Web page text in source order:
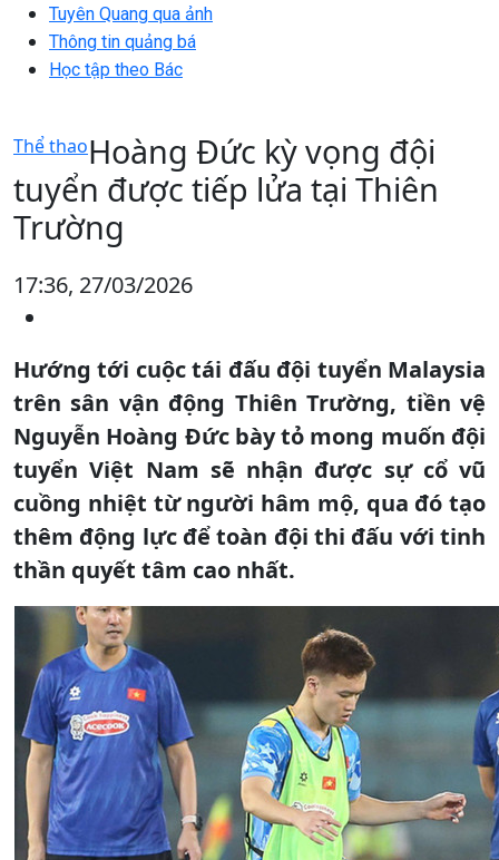
Tuyên Quang qua ảnh
Thông tin quảng bá
Học tập theo Bác
Thể thaoHoàng Đức kỳ vọng đội
tuyển được tiếp lửa tại Thiên
Trường
17:36, 27/03/2026
Hướng tới cuộc tái đấu đội tuyển Malaysia
trên sân vận động Thiên Trường, tiền vệ
Nguyễn Hoàng Đức bày tỏ mong muốn đội
tuyển Việt Nam sẽ nhận được sự cổ vũ
cuồng nhiệt từ người hâm mộ, qua đó tạo
thêm động lực để toàn đội thi đấu với tinh
thần quyết tâm cao nhất.